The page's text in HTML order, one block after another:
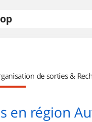
de sorties &
en région